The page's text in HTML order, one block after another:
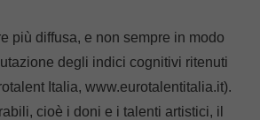
più diffusa, e non sempre in modo
degli indici cognitivi ritenuti
Italia, www.eurotalentitalia.it).
cioè i doni e i talenti artistici, il